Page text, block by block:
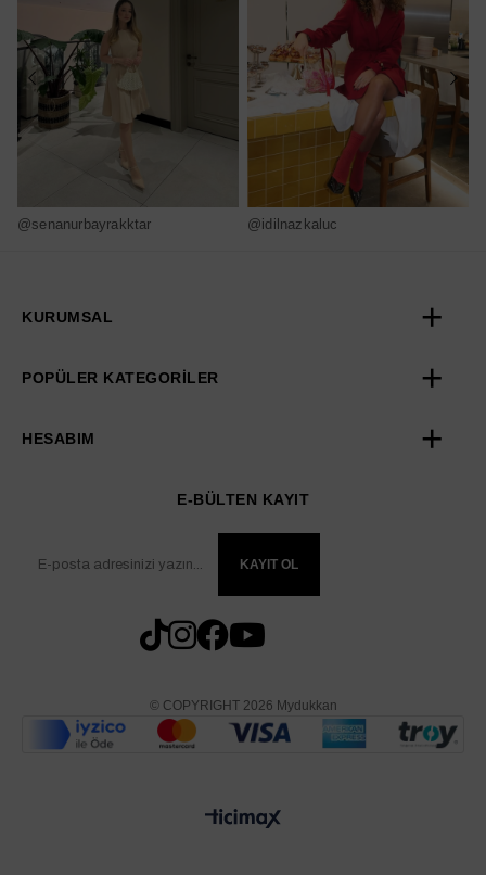
@senanurbayrakktar @idilnazkaluc
KURUMSAL
POPÜLER KATEGORİLER
HESABIM
E-BÜLTEN KAYIT
KAYIT OL
© COPYRIGHT 2026 Mydukkan